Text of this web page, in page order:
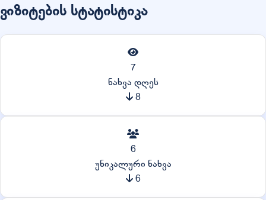
ვიზიტების სტატისტიკა
7
ნახვა დღეს
8
6
უნიკალური ნახვა
6